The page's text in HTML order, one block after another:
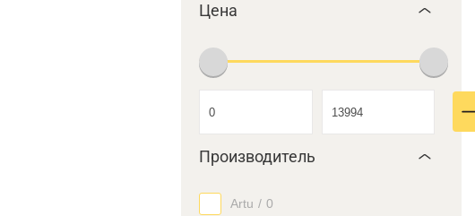
Цена
Производитель
Artu / 0